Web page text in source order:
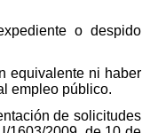
o despido
equivalente ni haber
empleo público.
de solicitudes